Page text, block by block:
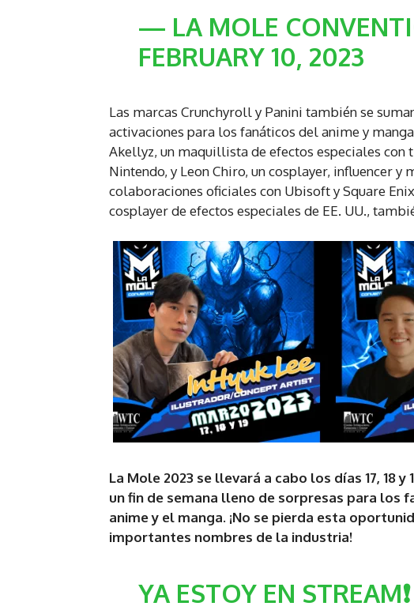
— LA MOLE
FEBRUARY 10, 2023
Las marcas Crunchyroll y Panini también se
activaciones para los fanáticos del anime y
Akellyz, un maquillista de efectos especiales con
Nintendo, y Leon Chiro, un cosplayer, influencer
colaboraciones oficiales con Ubisoft y Square
cosplayer de efectos especiales de EE. UU.,
La Mole 2023 se llevará a cabo los días 17, 18
un fin de semana lleno de sorpresas para los
anime y el manga. ¡No se pierda esta
importantes nombres de la industria!
YA ESTOY EN STREAM❗️